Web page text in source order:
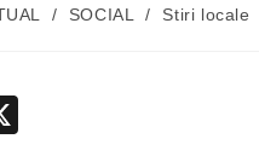
/ SOCIAL / Stiri locale